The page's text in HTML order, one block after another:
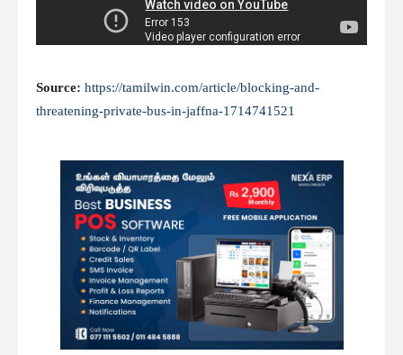
Source: https://tamilwin.com/article/blocking-and-
threatening-private-bus-in-jaffna-1714741521